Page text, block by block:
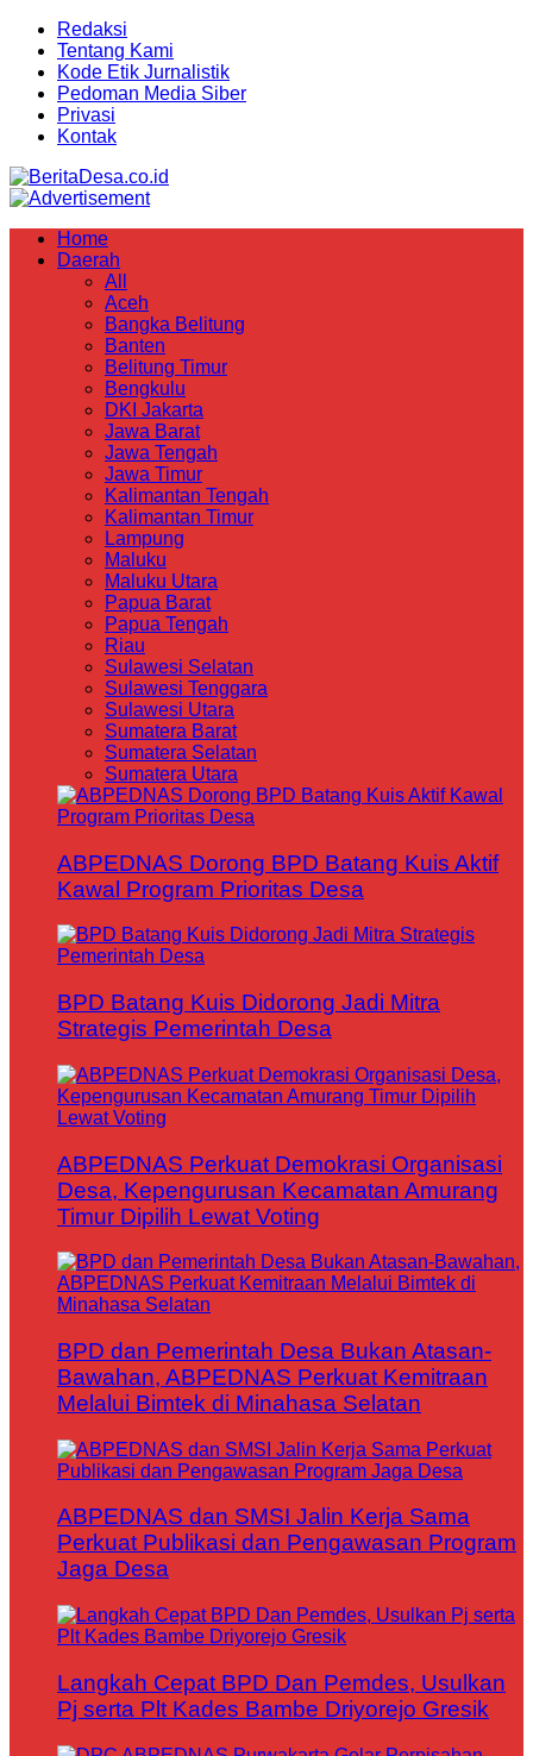
Redaksi
Tentang Kami
Kode Etik Jurnalistik
Pedoman Media Siber
Privasi
Kontak
Home
Daerah
All
Aceh
Bangka Belitung
Banten
Belitung Timur
Bengkulu
DKI Jakarta
Jawa Barat
Jawa Tengah
Jawa Timur
Kalimantan Tengah
Kalimantan Timur
Lampung
Maluku
Maluku Utara
Papua Barat
Papua Tengah
Riau
Sulawesi Selatan
Sulawesi Tenggara
Sulawesi Utara
Sumatera Barat
Sumatera Selatan
Sumatera Utara
ABPEDNAS Dorong BPD Batang Kuis Aktif
Kawal Program Prioritas Desa
BPD Batang Kuis Didorong Jadi Mitra
Strategis Pemerintah Desa
ABPEDNAS Perkuat Demokrasi Organisasi
Desa, Kepengurusan Kecamatan Amurang
Timur Dipilih Lewat Voting
BPD dan Pemerintah Desa Bukan Atasan-
Bawahan, ABPEDNAS Perkuat Kemitraan
Melalui Bimtek di Minahasa Selatan
ABPEDNAS dan SMSI Jalin Kerja Sama
Perkuat Publikasi dan Pengawasan Program
Jaga Desa
Langkah Cepat BPD Dan Pemdes, Usulkan
Pj serta Plt Kades Bambe Driyorejo Gresik